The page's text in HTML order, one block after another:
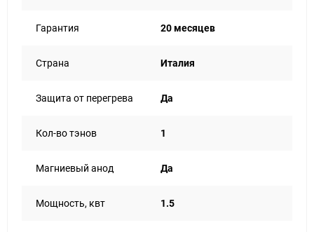
Гарантия 20 месяцев
Страна Италия
Защита от перегрева Да
Кол-во тэнов 1
Магниевый анод Да
Мощность, квт 1.5